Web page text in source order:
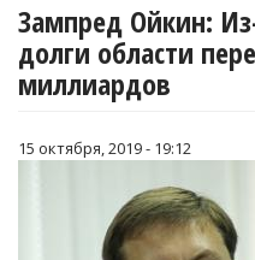
Зампред Ойкин:
долги области
миллиардов
15 октября, 2019 - 19:12